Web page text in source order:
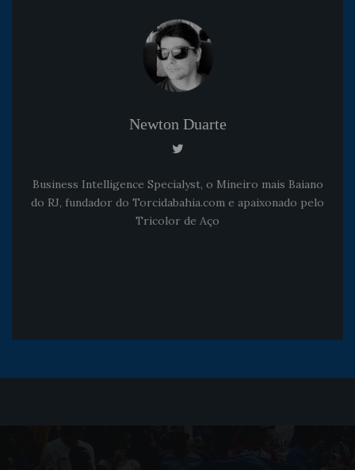
Newton Duarte
Business Intelligence Specialyst, o Mineiro mais Baiano
do RJ, fundador do Torcidabahia.com e apaixonado pelo
Tricolor de Aço